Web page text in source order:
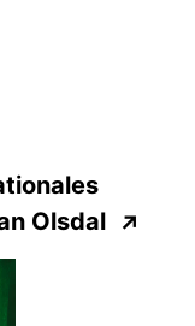
Olsdal ↗